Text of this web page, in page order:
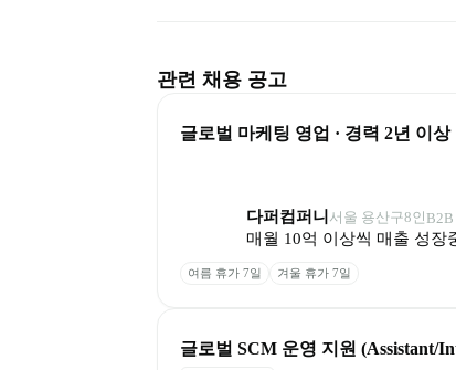
관련 채용 공고
글로벌 마케팅 영업 · 경력 2년 이상
다퍼컴퍼니 서울 용산구8인
매월 10억 이상씩 매출 성장
여름 휴가 7일 겨울 휴가 7일
글로벌 SCM 운영 지원 (Assistant/